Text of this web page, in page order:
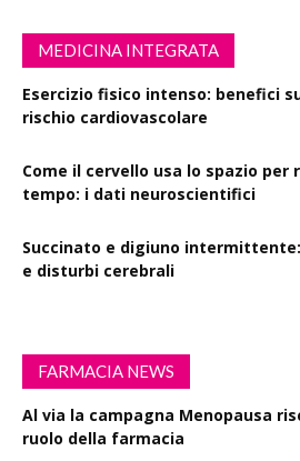
MEDICINA INTEGRATA
Esercizio fisico intenso: benefici
rischio cardiovascolare
Come il cervello usa lo spazio per
tempo: i dati neuroscientifici
Succinato e digiuno
e disturbi cerebrali
FARMACIA NEWS
Al via la campagna Menopausa
ruolo della farmacia